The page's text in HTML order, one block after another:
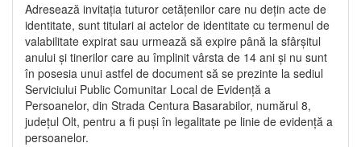
Adresează invitația tuturor cetățenilor care nu dețin acte de
identitate, sunt titulari ai actelor de identitate cu termenul de
valabilitate expirat sau urmează să expire până la sfârșitul
anului și tinerilor care au împlinit vârsta de 14 ani și nu sunt
în posesia unui astfel de document să se prezinte la sediul
Serviciului Public Comunitar Local de Evidență a
Persoanelor, din Strada Centura Basarabilor, numărul 8,
județul Olt, pentru a fi puși în legalitate pe linie de evidență a
persoanelor.